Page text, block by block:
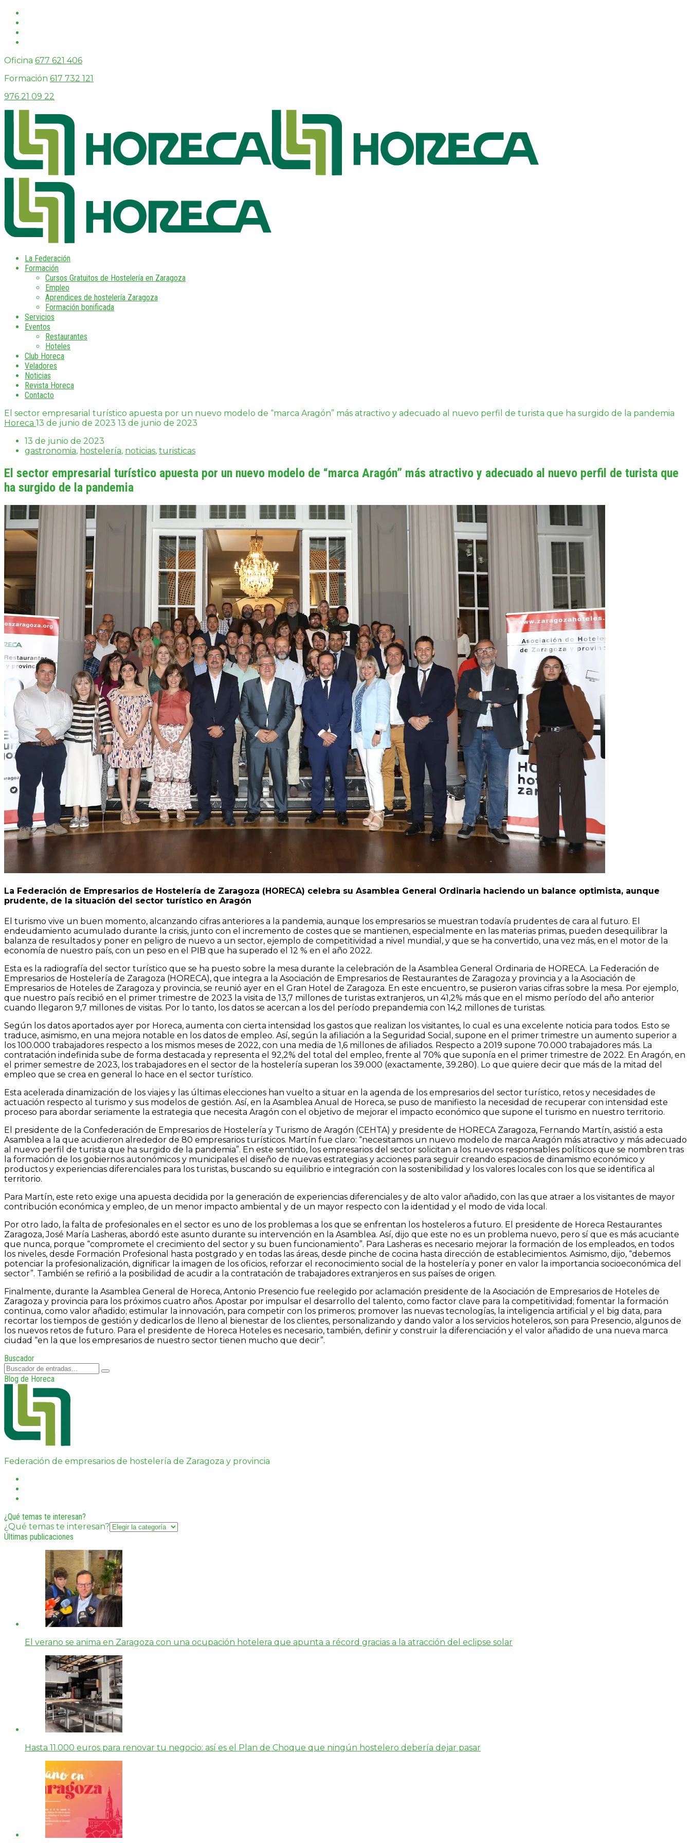
Oficina 677 621 406
Formación 617 732 121
976 21 09 22
La Federación
Formación
Cursos Gratuitos de Hostelería en Zaragoza
Empleo
Aprendices de hostelería Zaragoza
Formación bonificada
Servicios
Eventos
Restaurantes
Hoteles
Club Horeca
Veladores
Noticias
Revista Horeca
Contacto
El sector empresarial turístico apuesta por un nuevo modelo de “marca Aragón” más atractivo y adecuado al nuevo perfil de turista que ha surgido de la pandemia
Horeca 13 de junio de 2023 13 de junio de 2023
13 de junio de 2023
gastronomia, hostelería, noticias, turisticas
El sector empresarial turístico apuesta por un nuevo modelo de “marca Aragón” más atractivo y adecuado al nuevo perfil de turista que
ha surgido de la pandemia
La Federación de Empresarios de Hostelería de Zaragoza (HORECA) celebra su Asamblea General Ordinaria haciendo un balance optimista, aunque
prudente, de la situación del sector turístico en Aragón
El turismo vive un buen momento, alcanzando cifras anteriores a la pandemia, aunque los empresarios se muestran todavía prudentes de cara al futuro. El
endeudamiento acumulado durante la crisis, junto con el incremento de costes que se mantienen, especialmente en las materias primas, pueden desequilibrar la
balanza de resultados y poner en peligro de nuevo a un sector, ejemplo de competitividad a nivel mundial, y que se ha convertido, una vez más, en el motor de la
economía de nuestro país, con un peso en el PIB que ha superado el 12 % en el año 2022.
Esta es la radiografía del sector turístico que se ha puesto sobre la mesa durante la celebración de la Asamblea General Ordinaria de HORECA. La Federación de
Empresarios de Hostelería de Zaragoza (HORECA), que integra a la Asociación de Empresarios de Restaurantes de Zaragoza y provincia y a la Asociación de
Empresarios de Hoteles de Zaragoza y provincia, se reunió ayer en el Gran Hotel de Zaragoza. En este encuentro, se pusieron varias cifras sobre la mesa. Por ejemplo,
que nuestro país recibió en el primer trimestre de 2023 la visita de 13,7 millones de turistas extranjeros, un 41,2% más que en el mismo período del año anterior
cuando llegaron 9,7 millones de visitas. Por lo tanto, los datos se acercan a los del período prepandemia con 14,2 millones de turistas.
Según los datos aportados ayer por Horeca, aumenta con cierta intensidad los gastos que realizan los visitantes, lo cual es una excelente noticia para todos. Esto se
traduce, asimismo, en una mejora notable en los datos de empleo. Así, según la afiliación a la Seguridad Social, supone en el primer trimestre un aumento superior a
los 100.000 trabajadores respecto a los mismos meses de 2022, con una media de 1,6 millones de afiliados. Respecto a 2019 supone 70.000 trabajadores más. La
contratación indefinida sube de forma destacada y representa el 92,2% del total del empleo, frente al 70% que suponía en el primer trimestre de 2022. En Aragón, en
el primer semestre de 2023, los trabajadores en el sector de la hostelería superan los 39.000 (exactamente, 39.280). Lo que quiere decir que más de la mitad del
empleo que se crea en general lo hace en el sector turístico.
Esta acelerada dinamización de los viajes y las últimas elecciones han vuelto a situar en la agenda de los empresarios del sector turístico, retos y necesidades de
actuación respecto al turismo y sus modelos de gestión. Así, en la Asamblea Anual de Horeca, se puso de manifiesto la necesidad de recuperar con intensidad este
proceso para abordar seriamente la estrategia que necesita Aragón con el objetivo de mejorar el impacto económico que supone el turismo en nuestro territorio.
El presidente de la Confederación de Empresarios de Hostelería y Turismo de Aragón (CEHTA) y presidente de HORECA Zaragoza, Fernando Martín, asistió a esta
Asamblea a la que acudieron alrededor de 80 empresarios turísticos. Martín fue claro: “necesitamos un nuevo modelo de marca Aragón más atractivo y más adecuado
al nuevo perfil de turista que ha surgido de la pandemia”. En este sentido, los empresarios del sector solicitan a los nuevos responsables políticos que se nombren tras
la formación de los gobiernos autonómicos y municipales el diseño de nuevas estrategias y acciones para seguir creando espacios de dinamismo económico y
productos y experiencias diferenciales para los turistas, buscando su equilibrio e integración con la sostenibilidad y los valores locales con los que se identifica al
territorio.
Para Martín, este reto exige una apuesta decidida por la generación de experiencias diferenciales y de alto valor añadido, con las que atraer a los visitantes de mayor
contribución económica y empleo, de un menor impacto ambiental y de un mayor respecto con la identidad y el modo de vida local.
Por otro lado, la falta de profesionales en el sector es uno de los problemas a los que se enfrentan los hosteleros a futuro. El presidente de Horeca Restaurantes
Zaragoza, José María Lasheras, abordó este asunto durante su intervención en la Asamblea. Así, dijo que este no es un problema nuevo, pero sí que es más acuciante
que nunca, porque “compromete el crecimiento del sector y su buen funcionamiento”. Para Lasheras es necesario mejorar la formación de los empleados, en todos
los niveles, desde Formación Profesional hasta postgrado y en todas las áreas, desde pinche de cocina hasta dirección de establecimientos. Asimismo, dijo, “debemos
potenciar la profesionalización, dignificar la imagen de los oficios, reforzar el reconocimiento social de la hostelería y poner en valor la importancia socioeconómica del
sector”. También se refirió a la posibilidad de acudir a la contratación de trabajadores extranjeros en sus países de origen.
Finalmente, durante la Asamblea General de Horeca, Antonio Presencio fue reelegido por aclamación presidente de la Asociación de Empresarios de Hoteles de
Zaragoza y provincia para los próximos cuatro años. Apostar por impulsar el desarrollo del talento, como factor clave para la competitividad; fomentar la formación
continua, como valor añadido; estimular la innovación, para competir con los primeros; promover las nuevas tecnologías, la inteligencia artificial y el big data, para
recortar los tiempos de gestión y dedicarlos de lleno al bienestar de los clientes, personalizando y dando valor a los servicios hoteleros, son para Presencio, algunos de
los nuevos retos de futuro. Para el presidente de Horeca Hoteles es necesario, también, definir y construir la diferenciación y el valor añadido de una nueva marca
ciudad “en la que los empresarios de nuestro sector tienen mucho que decir”.
Buscador
Blog de Horeca
Federación de empresarios de hostelería de Zaragoza y provincia
¿Qué temas te interesan?
¿Qué temas te interesan?
Últimas publicaciones
El verano se anima en Zaragoza con una ocupación hotelera que apunta a récord gracias a la atracción del eclipse solar
Hasta 11.000 euros para renovar tu negocio: así es el Plan de Choque que ningún hostelero debería dejar pasar